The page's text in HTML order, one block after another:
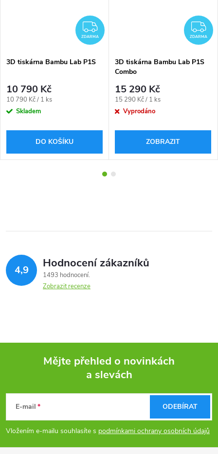
ZDARMA
ZDARMA
3D tiskárna Bambu Lab P1S
10 790 Kč
Měrná
cena:
10 790 Kč / 1 ks
Skladem
DO KOŠÍKU
ZDARMA
3D tiskárna Bambu Lab P1S
Combo
15 290 Kč
Měrná
cena:
15 290 Kč / 1 ks
Vyprodáno
ZOBRAZIT
4,9 Hodnocení zákazníků
1493 hodnocení
Zobrazit recenze
p
Mějte přehled o novinkách
a slevách
E-mail
Vložením e-mailu souhlasíte s podmínkami ochrany osobních údajů
ODEBÍRAT